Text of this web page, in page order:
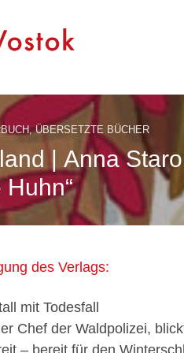
,ÜBERSETZTE BÜCHER
| Anna
Huhn“
des Verlags:
mit Todesfall
Chef der Waldpolizei,
– bereit für den